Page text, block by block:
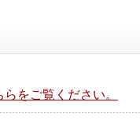
をご覧ください。